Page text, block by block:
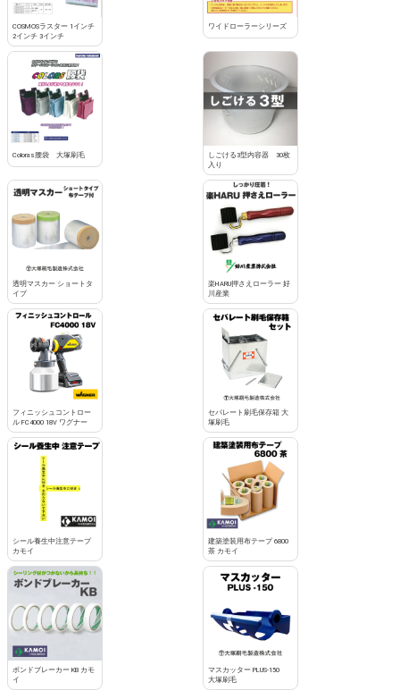
COSMOSラスター 1インチ
2インチ 3インチ
ワイドローラーシリーズ
Coloras腰袋 大塚刷毛
しごける3型内容器 30枚
入り
透明マスカー ショートタ
イプ
楽HARU押さえローラー 好
川産業
フィニッシュコントロー
ル FC4000 18V ワグナー
セパレート刷毛保存箱 大
塚刷毛
シール養生中注意テープ
カモイ
建築塗装用布テープ 6800
茶 カモイ
ボンドブレーカー KB カモ
イ
マスカッター PLUS-150
大塚刷毛